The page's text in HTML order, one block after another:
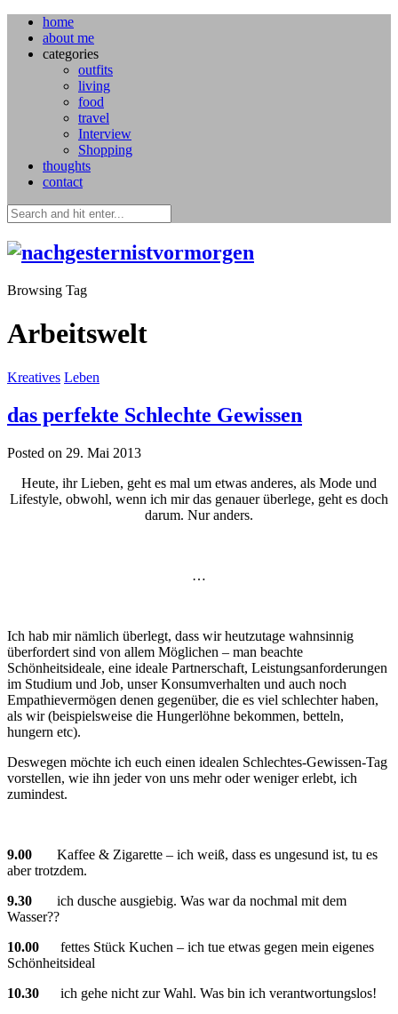
home
about me
categories
outfits
living
food
travel
Interview
Shopping
thoughts
contact
Browsing Tag
Arbeitswelt
Kreatives Leben
das perfekte Schlechte Gewissen
Posted on 29. Mai 2013
Heute, ihr Lieben, geht es mal um etwas anderes, als Mode und
Lifestyle, obwohl, wenn ich mir das genauer überlege, geht es doch
darum. Nur anders.
…
Ich hab mir nämlich überlegt, dass wir heutzutage wahnsinnig
überfordert sind von allem Möglichen – man beachte
Schönheitsideale, eine ideale Partnerschaft, Leistungsanforderungen
im Studium und Job, unser Konsumverhalten und auch noch
Empathievermögen denen gegenüber, die es viel schlechter haben,
als wir (beispielsweise die Hungerlöhne bekommen, betteln,
hungern etc).
Deswegen möchte ich euch einen idealen Schlechtes-Gewissen-Tag
vorstellen, wie ihn jeder von uns mehr oder weniger erlebt, ich
zumindest.
9.00 Kaffee & Zigarette – ich weiß, dass es ungesund ist, tu es
aber trotzdem.
9.30 ich dusche ausgiebig. Was war da nochmal mit dem
Wasser??
10.00 fettes Stück Kuchen – ich tue etwas gegen mein eigenes
Schönheitsideal
10.30 ich gehe nicht zur Wahl. Was bin ich verantwortungslos!